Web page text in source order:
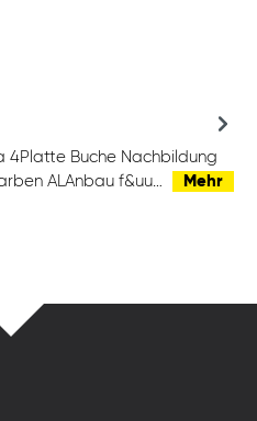
4Platte Buche Nachbildung
ALAnbau f&uu…
Mehr